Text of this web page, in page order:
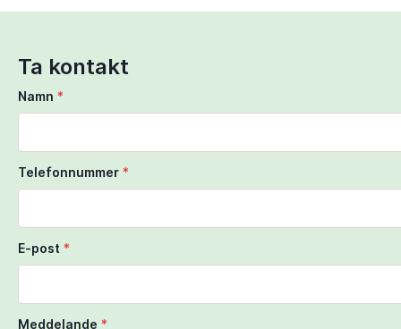
Ta kontakt
Namn *
Telefonnummer *
E-post *
Meddelande *